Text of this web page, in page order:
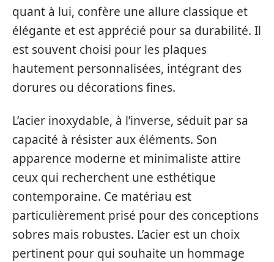
quant à lui, confère une allure classique et
élégante et est apprécié pour sa durabilité. Il
est souvent choisi pour les plaques
hautement personnalisées, intégrant des
dorures ou décorations fines.
L’acier inoxydable, à l’inverse, séduit par sa
capacité à résister aux éléments. Son
apparence moderne et minimaliste attire
ceux qui recherchent une esthétique
contemporaine. Ce matériau est
particulièrement prisé pour des conceptions
sobres mais robustes. L’acier est un choix
pertinent pour qui souhaite un hommage